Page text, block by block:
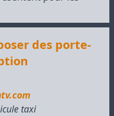
des porte-
taxi